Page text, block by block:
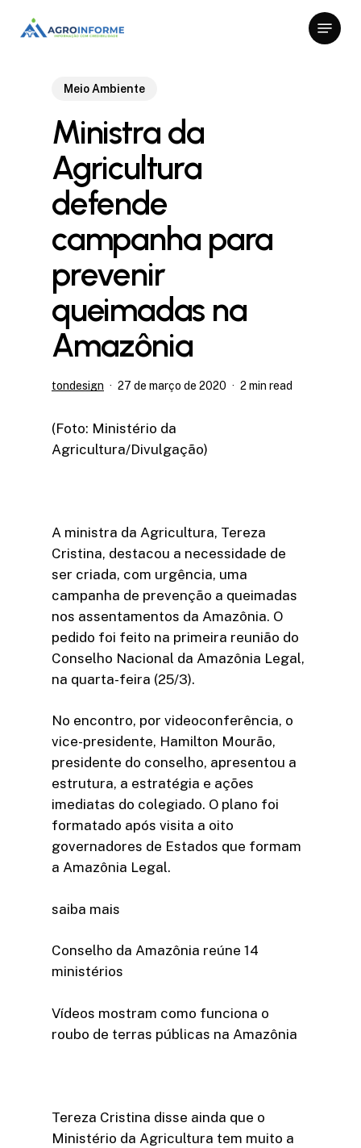
Menu
Meio Ambiente
Ministra da
Agricultura
defende
campanha para
prevenir
queimadas na
Amazônia
tondesign 27 de março de 2020 2 min read
(Foto: Ministério da
Agricultura/Divulgação)
A ministra da Agricultura, Tereza
Cristina, destacou a necessidade de
ser criada, com urgência, uma
campanha de prevenção a queimadas
nos assentamentos da Amazônia. O
pedido foi feito na primeira reunião do
Conselho Nacional da Amazônia Legal,
na quarta-feira (25/3).
No encontro, por videoconferência, o
vice-presidente, Hamilton Mourão,
presidente do conselho, apresentou a
estrutura, a estratégia e ações
imediatas do colegiado. O plano foi
formatado após visita a oito
governadores de Estados que formam
a Amazônia Legal.
saiba mais
Conselho da Amazônia reúne 14
ministérios
Vídeos mostram como funciona o
roubo de terras públicas na Amazônia
Tereza Cristina disse ainda que o
Ministério da Agricultura tem muito a